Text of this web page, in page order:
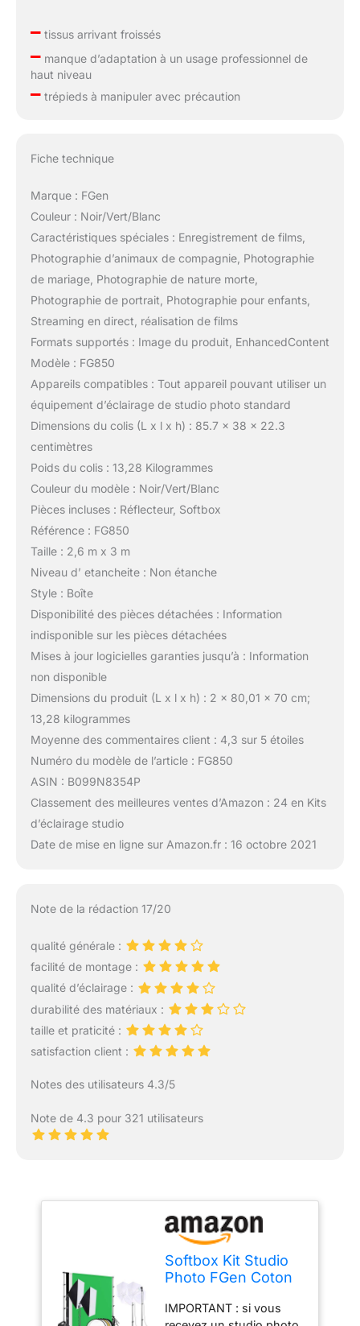
–tissus arrivant froissés
–manque d’adaptation à un usage professionnel de
haut niveau
–trépieds à manipuler avec précaution
Fiche technique
Marque : FGen
Couleur : Noir/Vert/Blanc
Caractéristiques spéciales : Enregistrement de films,
Photographie d’animaux de compagnie, Photographie
de mariage, Photographie de nature morte,
Photographie de portrait, Photographie pour enfants,
Streaming en direct, réalisation de films
Formats supportés : Image du produit, EnhancedContent
Modèle : FG850
Appareils compatibles : Tout appareil pouvant utiliser un
équipement d’éclairage de studio photo standard
Dimensions du colis (L x l x h) : 85.7 x 38 x 22.3
centimètres
Poids du colis : 13,28 Kilogrammes
Couleur du modèle : Noir/Vert/Blanc
Pièces incluses : Réflecteur, Softbox
Référence : FG850
Taille : 2,6 m x 3 m
Niveau d’ etancheite : Non étanche
Style : Boîte
Disponibilité des pièces détachées : Information
indisponible sur les pièces détachées
Mises à jour logicielles garanties jusqu’à : Information
non disponible
Dimensions du produit (L x l x h) : 2 x 80,01 x 70 cm;
13,28 kilogrammes
Moyenne des commentaires client : 4,3 sur 5 étoiles
Numéro du modèle de l’article : FG850
ASIN : B099N8354P
Classement des meilleures ventes d’Amazon : 24 en Kits
d’éclairage studio
Date de mise en ligne sur Amazon.fr : 16 octobre 2021
Note de la rédaction 17/20
qualité générale :
facilité de montage :
qualité d’éclairage :
durabilité des matériaux :
taille et praticité :
satisfaction client :
Notes des utilisateurs 4.3/5
Note de 4.3 pour 321 utilisateurs
Softbox Kit Studio
Photo FGen Coton
Système de Fond
IMPORTANT : si vous